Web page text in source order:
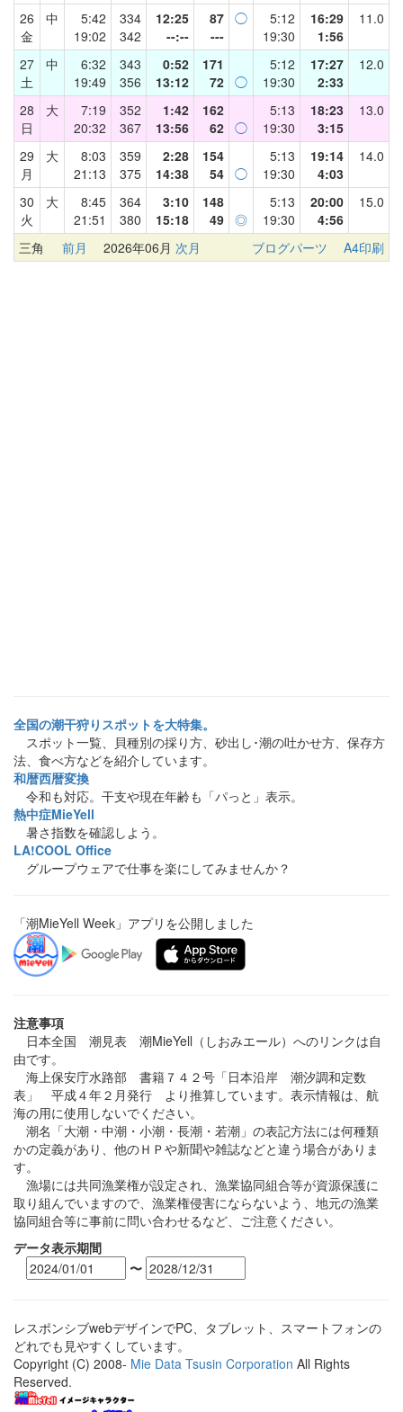
26
金
中
5:42
19:02
334
342
12:25
--:--
87
---
◯
5:12
19:30
16:29
1:56
11.0
27
土
中
6:32
19:49
343
356
0:52
13:12
171
72 ◯
5:12
19:30
17:27
2:33
12.0
28
日
大
7:19
20:32
352
367
1:42
13:56
162
62 ◯
5:13
19:30
18:23
3:15
13.0
29
月
大
8:03
21:13
359
375
2:28
14:38
154
54 ◯
5:13
19:30
19:14
4:03
14.0
30
火
大
8:45
21:51
364
380
3:10
15:18
148
49 ◎
5:13
19:30
20:00
4:56
15.0
三角 前月 2026年06月 次月 ブログパーツ A4印刷
全国の潮干狩りスポットを大特集。
スポット一覧、貝種別の採り方、砂出し･潮の吐かせ方、保存方
法、食べ方などを紹介しています。
和暦西暦変換
令和も対応。干支や現在年齢も「パっと」表示。
熱中症MieYell
暑さ指数を確認しよう。
LA!COOL Office
グループウェアで仕事を楽にしてみませんか？
「潮MieYell Week」アプリを公開しました
注意事項
日本全国 潮見表 潮MieYell（しおみエール）へのリンクは自
由です。
海上保安庁水路部 書籍７４２号「日本沿岸 潮汐調和定数
表」 平成４年２月発行 より推算しています。表示情報は、航
海の用に使用しないでください。
潮名「大潮・中潮・小潮・長潮・若潮」の表記方法には何種類
かの定義があり、他のＨＰや新聞や雑誌などと違う場合がありま
す。
漁場には共同漁業権が設定され、漁業協同組合等が資源保護に
取り組んでいますので、漁業権侵害にならないよう、地元の漁業
協同組合等に事前に問い合わせるなど、ご注意ください。
データ表示期間
〜
レスポンシブwebデザインでPC、タブレット、スマートフォンの
どれでも見やすくしています。
Copyright (C) 2008- Mie Data Tsusin Corporation All Rights
Reserved.